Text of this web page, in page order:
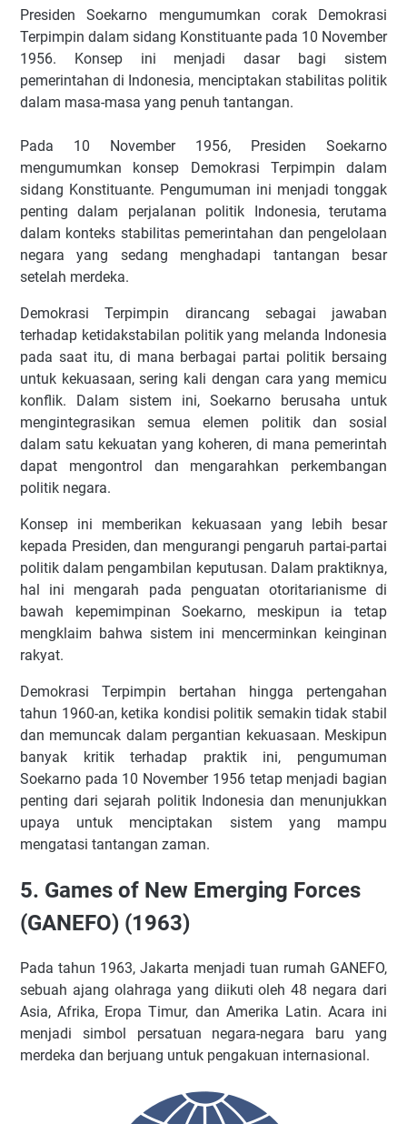
Presiden Soekarno mengumumkan corak Demokrasi
Terpimpin dalam sidang Konstituante pada 10 November
1956. Konsep ini menjadi dasar bagi sistem
pemerintahan di Indonesia, menciptakan stabilitas politik
dalam masa-masa yang penuh tantangan.
Pada 10 November 1956, Presiden Soekarno
mengumumkan konsep Demokrasi Terpimpin dalam
sidang Konstituante. Pengumuman ini menjadi tonggak
penting dalam perjalanan politik Indonesia, terutama
dalam konteks stabilitas pemerintahan dan pengelolaan
negara yang sedang menghadapi tantangan besar
setelah merdeka.
Demokrasi Terpimpin dirancang sebagai jawaban
terhadap ketidakstabilan politik yang melanda Indonesia
pada saat itu, di mana berbagai partai politik bersaing
untuk kekuasaan, sering kali dengan cara yang memicu
konflik. Dalam sistem ini, Soekarno berusaha untuk
mengintegrasikan semua elemen politik dan sosial
dalam satu kekuatan yang koheren, di mana pemerintah
dapat mengontrol dan mengarahkan perkembangan
politik negara.
Konsep ini memberikan kekuasaan yang lebih besar
kepada Presiden, dan mengurangi pengaruh partai-partai
politik dalam pengambilan keputusan. Dalam praktiknya,
hal ini mengarah pada penguatan otoritarianisme di
bawah kepemimpinan Soekarno, meskipun ia tetap
mengklaim bahwa sistem ini mencerminkan keinginan
rakyat.
Demokrasi Terpimpin bertahan hingga pertengahan
tahun 1960-an, ketika kondisi politik semakin tidak stabil
dan memuncak dalam pergantian kekuasaan. Meskipun
banyak kritik terhadap praktik ini, pengumuman
Soekarno pada 10 November 1956 tetap menjadi bagian
penting dari sejarah politik Indonesia dan menunjukkan
upaya untuk menciptakan sistem yang mampu
mengatasi tantangan zaman.
5. Games of New Emerging Forces
(GANEFO) (1963)
Pada tahun 1963, Jakarta menjadi tuan rumah GANEFO,
sebuah ajang olahraga yang diikuti oleh 48 negara dari
Asia, Afrika, Eropa Timur, dan Amerika Latin. Acara ini
menjadi simbol persatuan negara-negara baru yang
merdeka dan berjuang untuk pengakuan internasional.